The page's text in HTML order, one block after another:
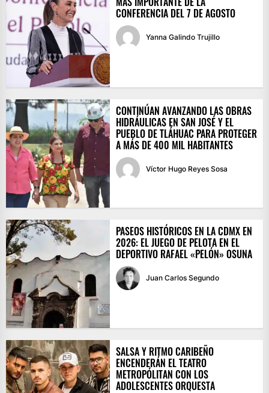
CONFERENCIA DEL 7 DE AGOSTO
Yanna Galindo Trujillo
CONTINÚAN AVANZANDO LAS OBRAS
HIDRÁULICAS EN SAN JOSÉ Y EL
PUEBLO DE TLÁHUAC PARA PROTEGER
A MÁS DE 400 MIL HABITANTES
Víctor Hugo Reyes Sosa
PASEOS HISTÓRICOS EN LA CDMX EN
2026: EL JUEGO DE PELOTA EN EL
DEPORTIVO RAFAEL «PELÓN» OSUNA
Juan Carlos Segundo
SALSA Y RITMO CARIBEÑO
ENCENDERÁN EL TEATRO
METROPÓLITAN CON LOS
ADOLESCENTES ORQUESTA